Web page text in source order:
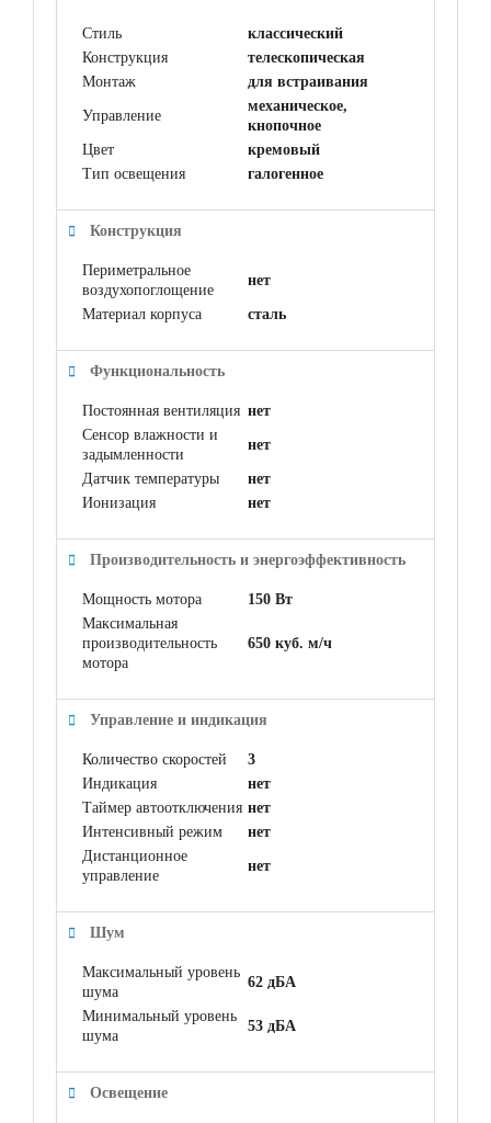
Стиль
классический
Конструкция
телескопическая
Монтаж
для встраивания
Управление
механическое,
кнопочное
Цвет
кремовый
Тип освещения
галогенное
Конструкция
Периметральное
воздухопоглощение
нет
Материал корпуса сталь
Функциональность
Постоянная вентиляция нет
Сенсор влажности и
задымленности
нет
Датчик температуры
нет
Ионизация
нет
Производительность и энергоэффективность
Мощность мотора
150 Вт
Максимальная
производительность
мотора
650 куб. м/ч
Управление и индикация
Количество скоростей
3
Индикация
нет
Таймер автоотключения нет
Интенсивный режим
нет
Дистанционное
управление
нет
Шум
Максимальный уровень
шума
62 дБА
Минимальный уровень
шума
53 дБА
Освещение